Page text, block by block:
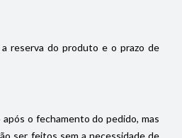
reserva do produto e o prazo de
o fechamento do pedido, mas
ser feitos sem a necessidade de